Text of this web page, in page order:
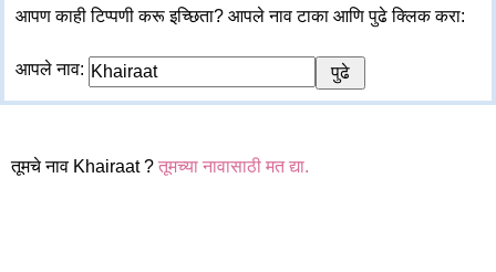
आपण काही टिप्पणी करू इच्छिता? आपले नाव टाका आणि पुढे क्लिक करा:
आपले नाव:
तूमचे नाव Khairaat ? तूमच्या नावासाठी मत द्या.